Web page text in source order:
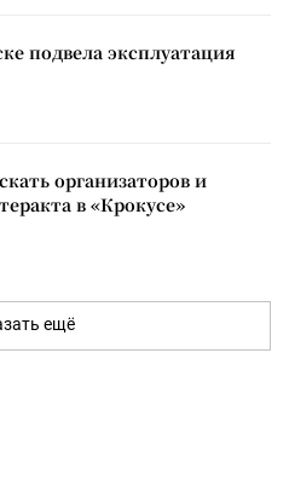
подвела эксплуатация
организаторов и
в «Крокусе»
ещё